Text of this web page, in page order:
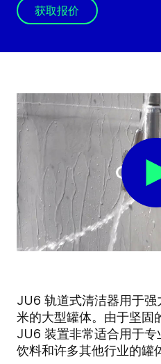
获取报价
JU6 轨道式清洁器用于
米的大型罐体。由于坚固
JU6 装置非常适合用于专
饮料和许多其他行业的罐